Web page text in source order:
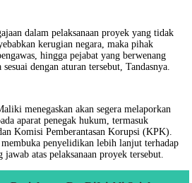
dalam pelaksanaan proyek yang tidak
kerugian negara, maka pihak
hingga pejabat yang berwenang
dengan aturan tersebut, Tandasnya.
menegaskan akan segera melaporkan
aparat penegak hukum, termasuk
Komisi Pemberantasan Korupsi (KPK).
penyelidikan lebih lanjut terhadap
atas pelaksanaan proyek tersebut.